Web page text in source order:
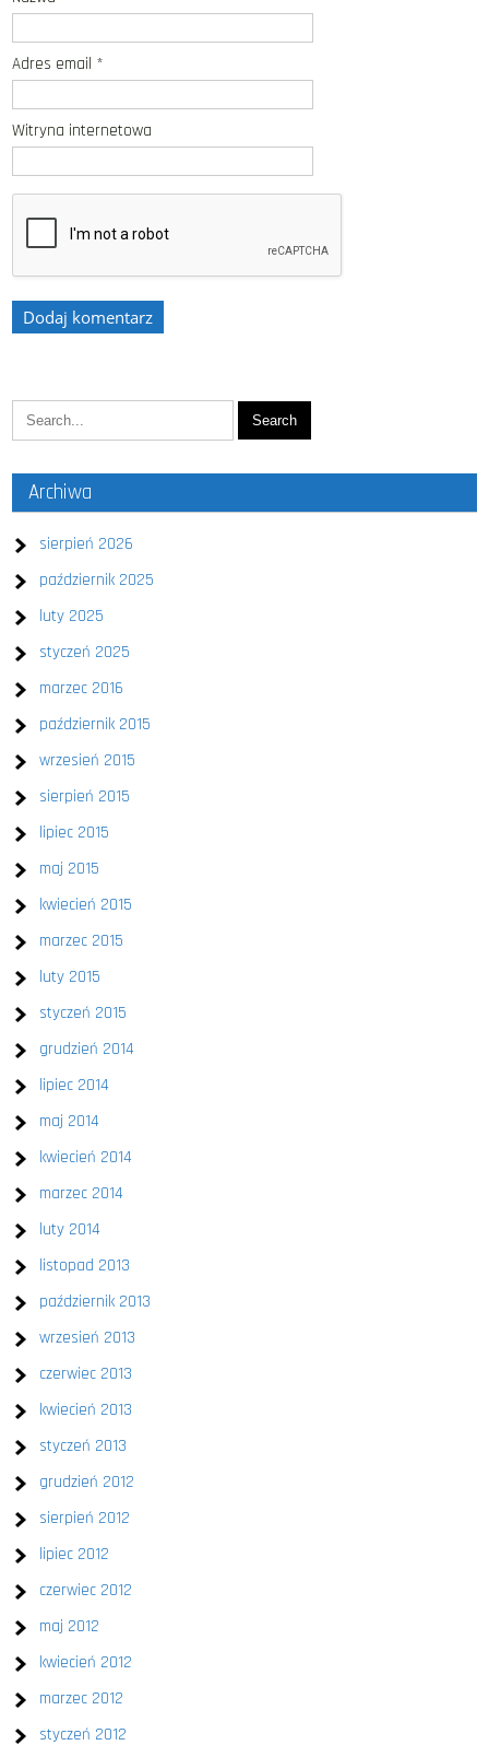
Adres email *
Witryna internetowa
Archiwa
sierpień 2026
październik 2025
luty 2025
styczeń 2025
marzec 2016
październik 2015
wrzesień 2015
sierpień 2015
lipiec 2015
maj 2015
kwiecień 2015
marzec 2015
luty 2015
styczeń 2015
grudzień 2014
lipiec 2014
maj 2014
kwiecień 2014
marzec 2014
luty 2014
listopad 2013
październik 2013
wrzesień 2013
czerwiec 2013
kwiecień 2013
styczeń 2013
grudzień 2012
sierpień 2012
lipiec 2012
czerwiec 2012
maj 2012
kwiecień 2012
marzec 2012
styczeń 2012